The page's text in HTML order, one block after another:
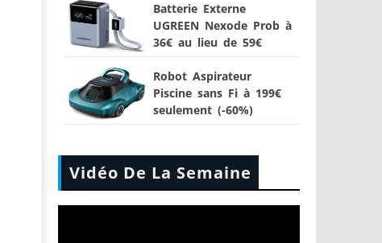
Batterie Externe
UGREEN Nexode Prob à
36€ au lieu de 59€
Robot Aspirateur
Piscine sans Fi à 199€
seulement (-60%)
Vidéo De La Semaine